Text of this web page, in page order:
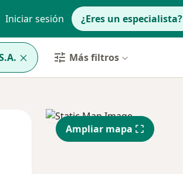
Iniciar sesión ¿Eres un especialista?
Más filtros
Mié
12 Ago
Jue
13 Ago
Ampliar mapa